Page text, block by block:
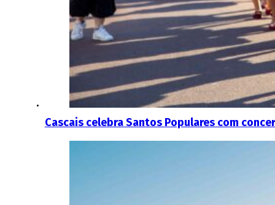
Cascais celebra Santos Populares com